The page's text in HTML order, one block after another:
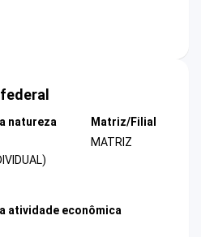
natureza
Matriz/Filial
MATRIZ
atividade econômica